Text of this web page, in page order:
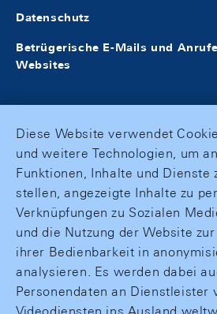
Datenschutz
Betrügerische E-Mails und
Websites
Diese Website verwendet
und weitere Technologien, um
Funktionen, Inhalte und Dienste
stellen, angezeigte Inhalte zu
Verknüpfungen zu Sozialen
und die Nutzung der Website
ihrer Bedienbarkeit in
analysieren. Es werden dabei
Personendaten an Dienstleister